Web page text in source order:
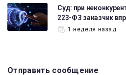
Суд: при
223-ФЗ заказчик
1 неделя назад
Отправить сообщение